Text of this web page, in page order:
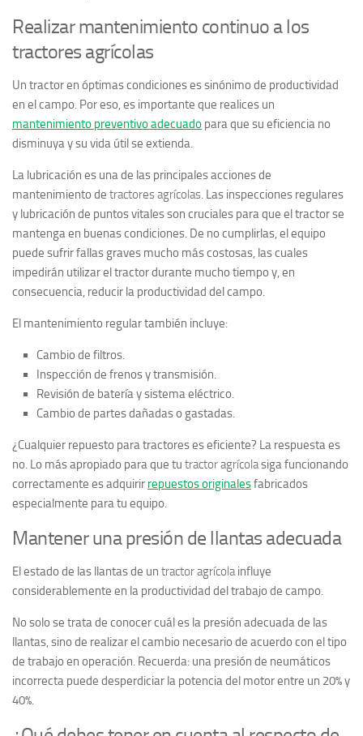
Realizar mantenimiento continuo a los
tractores agrícolas
Un tractor en óptimas condiciones es sinónimo de productividad
en el campo. Por eso, es importante que realices un
mantenimiento preventivo adecuado para que su eficiencia no
disminuya y su vida útil se extienda.
La lubricación es una de las principales acciones de
mantenimiento de tractores agrícolas. Las inspecciones regulares
y lubricación de puntos vitales son cruciales para que el tractor se
mantenga en buenas condiciones. De no cumplirlas, el equipo
puede sufrir fallas graves mucho más costosas, las cuales
impedirán utilizar el tractor durante mucho tiempo y, en
consecuencia, reducir la productividad del campo.
El mantenimiento regular también incluye:
Cambio de filtros.
Inspección de frenos y transmisión.
Revisión de batería y sistema eléctrico.
Cambio de partes dañadas o gastadas.
¿Cualquier repuesto para tractores es eficiente? La respuesta es
no. Lo más apropiado para que tu tractor agrícolasiga funcionando
correctamente es adquirir repuestos originalesfabricados
especialmente para tu equipo.
Mantener una presión de llantas adecuada
El estado de las llantas de un tractor agrícolainfluye
considerablemente en la productividad del trabajo de campo.
No solo se trata de conocer cuál es la presión adecuada de las
llantas, sino de realizar el cambio necesario de acuerdo con el tipo
de trabajo en operación. Recuerda: una presión de neumáticos
incorrecta puede desperdiciar la potencia del motor entre un 20% y
40%.